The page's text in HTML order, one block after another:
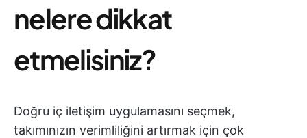
nelere dikkat
etmelisiniz?
Doğru iç iletişim uygulamasını seçmek,
takımınızın verimliliğini artırmak için çok